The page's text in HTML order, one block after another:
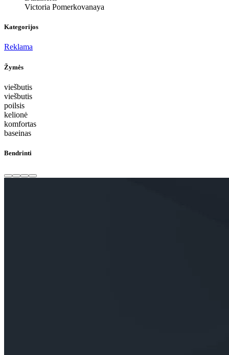
Victoria Pomerkovanaya
Kategorijos
Reklama
Žymės
viešbutis
viešbutis
poilsis
kelionė
komfortas
baseinas
Bendrinti